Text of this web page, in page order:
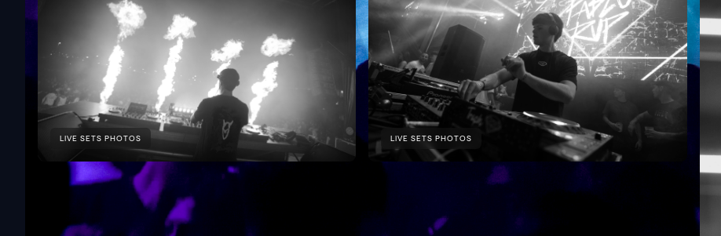
LIVE SETS PHOTOS LIVE SETS PHOTOS